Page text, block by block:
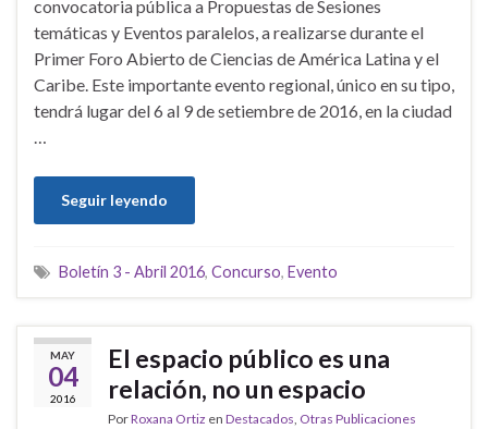
convocatoria pública a Propuestas de Sesiones
temáticas y Eventos paralelos, a realizarse durante el
Primer Foro Abierto de Ciencias de América Latina y el
Caribe. Este importante evento regional, único en su tipo,
tendrá lugar del 6 al 9 de setiembre de 2016, en la ciudad
…
Seguir leyendo
Boletín 3 - Abril 2016, Concurso, Evento
MAY
04
2016
El espacio público es una
relación, no un espacio
PorRoxana Ortiz en Destacados, Otras Publicaciones